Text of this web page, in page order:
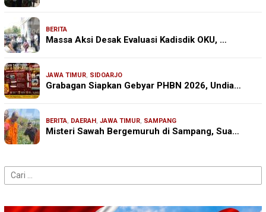
BERITA
Massa Aksi Desak Evaluasi Kadisdik OKU, …
JAWA TIMUR SIDOARJO
Grabagan Siapkan Gebyar PHBN 2026, Undia…
BERITA DAERAH JAWA TIMUR SAMPANG
Misteri Sawah Bergemuruh di Sampang, Sua…
Cari
untuk: